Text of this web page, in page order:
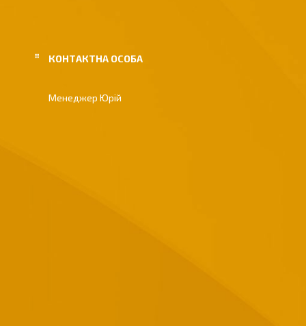
Менеджер Юрій